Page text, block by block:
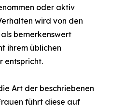
oder aktiv
wird von den
bemerkenswert
ihrem üblichen
entspricht.
Art der beschriebenen
führt diese auf